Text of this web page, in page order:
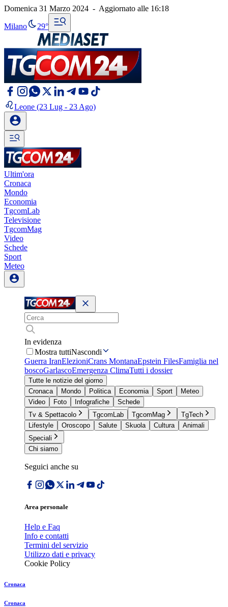
Domenica 31 Marzo 2024 - Aggiornato alle 16:18
Milano 29°
Leone (23 Lug - 23 Ago)
Ultim'ora
Cronaca
Mondo
Economia
TgcomLab
Televisione
TgcomMag
Video
Schede
Sport
Meteo
In evidenza
Mostra tuttiNascondi
Guerra IranElezioniCrans MontanaEpstein FilesFamiglia nel
boscoGarlascoEmergenza ClimaTutti i dossier
Tutte le notizie del giorno
Cronaca
Mondo Politica Economia Sport
Meteo
Video
Foto Infografiche
Schede
Tv & Spettacolo
TgcomLab TgcomMag
TgTech
Lifestyle
Oroscopo Salute Skuola Cultura
Animali
Speciali
Chi siamo
Seguici anche su
Area personale
Help e Faq
Info e contatti
Termini del servizio
Utilizzo dati e privacy
Cookie Policy
Cronaca
Cronaca